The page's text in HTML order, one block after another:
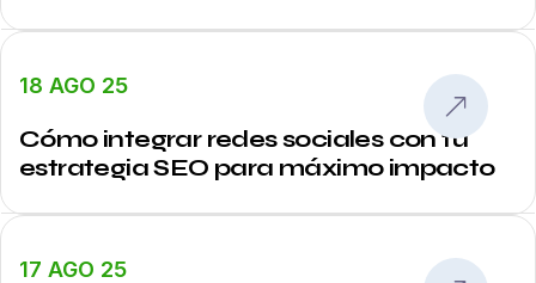
18 AGO 25
Cómo integrar redes sociales con tu
estrategia SEO para máximo impacto
17 AGO 25